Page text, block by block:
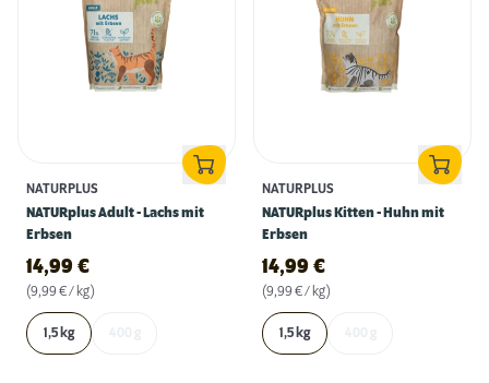
NATURPLUS
NATURplus Adult - Lachs mit
Erbsen
14,99 €
(9,99 € / kg)
1,5 kg
NATURPLUS
NATURplus Kitten - Huhn mit
Erbsen
14,99 €
(9,99 € / kg)
1,5 kg